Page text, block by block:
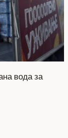
вода за